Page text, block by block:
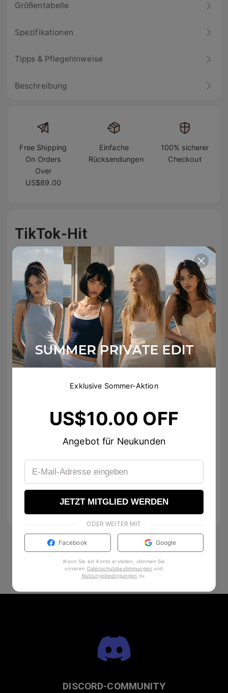
Größentabelle
Spezifikationen
Tipps & Pflegehinweise
Beschreibung
Free Shipping
On Orders
Over
US$89.00
Einfache
Rücksendungen
100% sicherer
Checkout
TikTok-Hit
#TIJNeyewear - folge uns auf TikTok & Instagram
kathleendarling_
kathleendarling_
I see that KMart throwback 👀
diamantjes8
Love the essentials 💫
MORE
10
DISCORD-COMMUNITY
Exklusive Sommer-Aktion
US$10.00 OFF
Angebot für Neukunden
JETZT MITGLIED WERDEN
ODER WEITER MIT
Facebook Google
Wenn Sie ein Konto erstellen, stimmen Sie
unseren Datenschutzbestimmungen und
Nutzungsbedingungen zu